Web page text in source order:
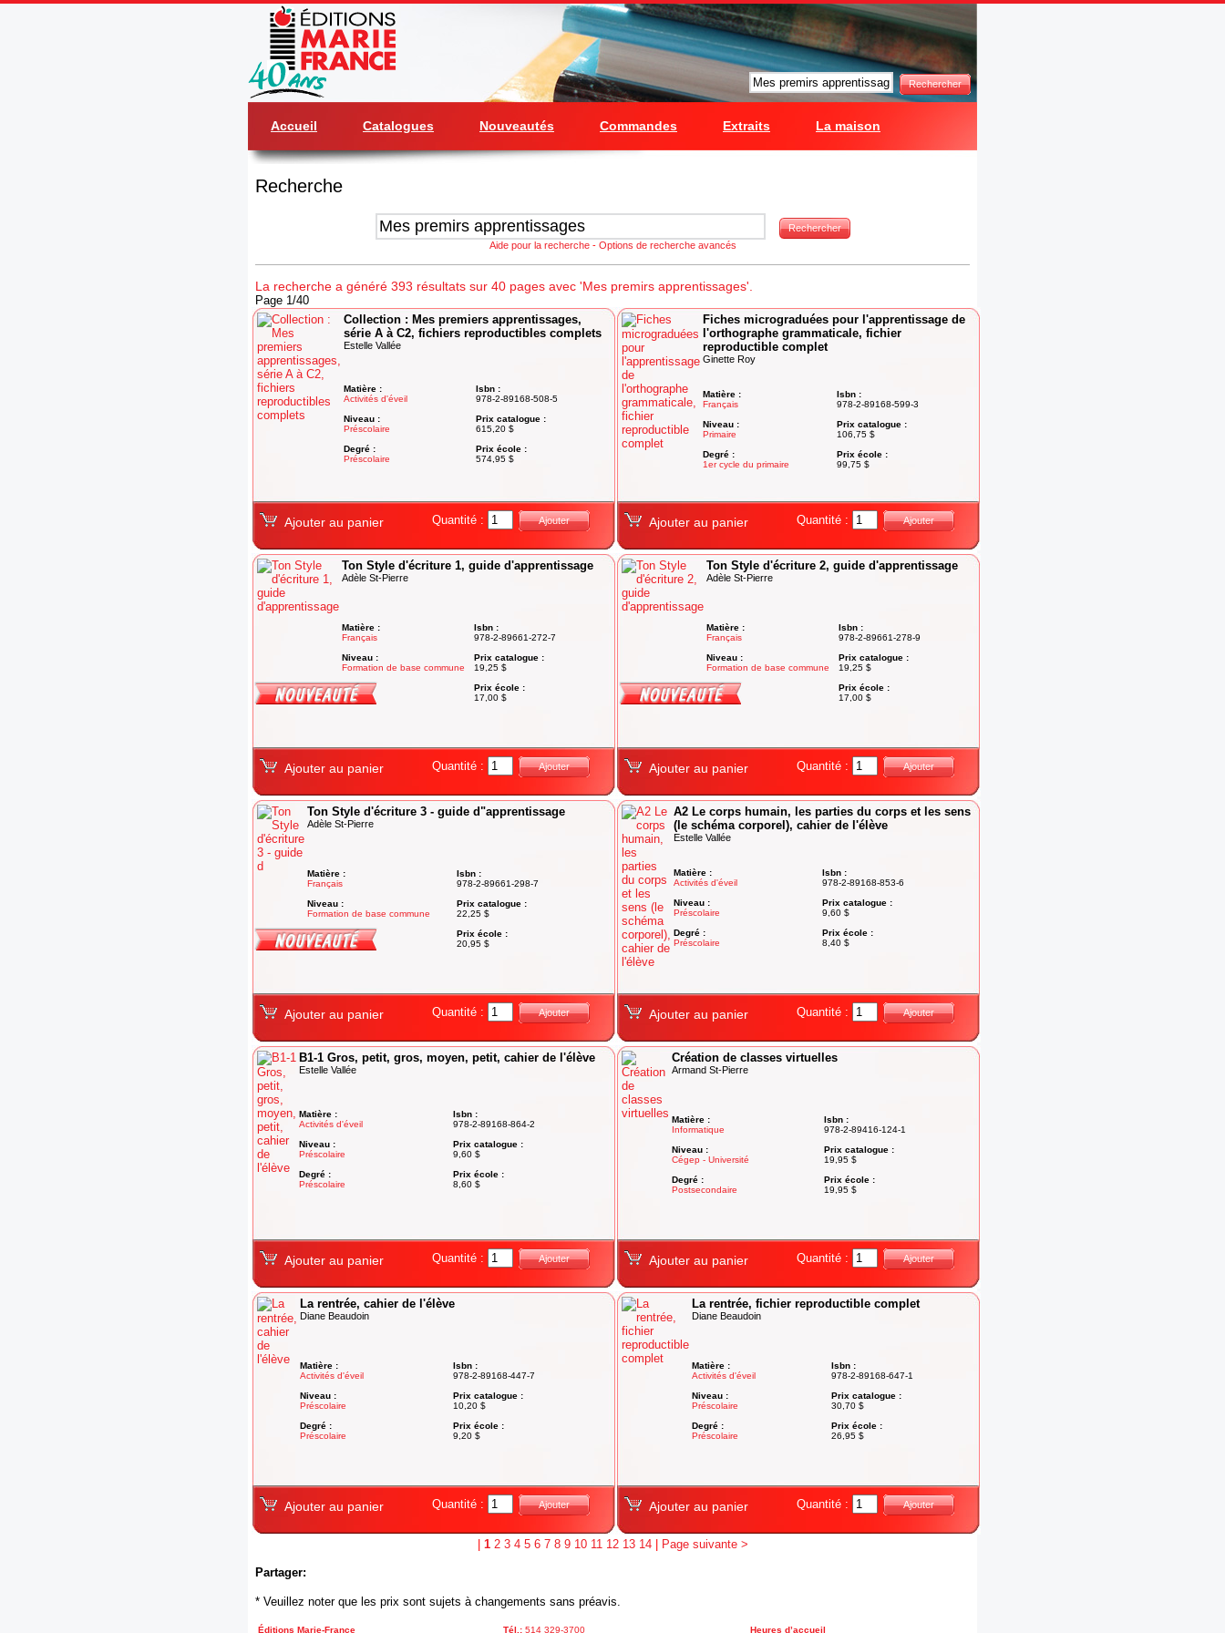
Rechercher
Accueil Catalogues Nouveautés Commandes Extraits La maison
Recherche
Rechercher
Aide pour la recherche - Options de recherche avancés
La recherche a généré 393 résultats sur 40 pages avec 'Mes premirs apprentissages'.
Page 1/40
Collection : Mes premiers apprentissages,
série A à C2, fichiers reproductibles complets
Estelle Vallée
Matière :
Activités d'éveil
Niveau :
Préscolaire
Degré :
Préscolaire
Isbn :
978-2-89168-508-5
Prix catalogue :
615,20 $
Prix école :
574,95 $
Ajouter au panier Quantité : Ajouter
Fiches micrograduées pour l'apprentissage de
l'orthographe grammaticale, fichier
reproductible complet
Ginette Roy
Matière :
Français
Niveau :
Primaire
Degré :
1er cycle du primaire
Isbn :
978-2-89168-599-3
Prix catalogue :
106,75 $
Prix école :
99,75 $
Ajouter au panier Quantité : Ajouter
Ton Style d'écriture 1, guide d'apprentissage
Adèle St-Pierre
Matière :
Français
Niveau :
Formation de base commune
Degré :
Adultes
Isbn :
978-2-89661-272-7
Prix catalogue :
19,25 $
Prix école :
17,00 $
Ajouter au panier Quantité : Ajouter
Ton Style d'écriture 2, guide d'apprentissage
Adèle St-Pierre
Matière :
Français
Niveau :
Formation de base commune
Degré :
Adultes
Isbn :
978-2-89661-278-9
Prix catalogue :
19,25 $
Prix école :
17,00 $
Ajouter au panier Quantité : Ajouter
Ton Style d'écriture 3 - guide d"apprentissage
Adèle St-Pierre
Matière :
Français
Niveau :
Formation de base commune
Degré :
Adultes
Isbn :
978-2-89661-298-7
Prix catalogue :
22,25 $
Prix école :
20,95 $
Ajouter au panier Quantité : Ajouter
A2 Le corps humain, les parties du corps et les sens
(le schéma corporel), cahier de l'élève
Estelle Vallée
Matière :
Activités d'éveil
Niveau :
Préscolaire
Degré :
Préscolaire
Isbn :
978-2-89168-853-6
Prix catalogue :
9,60 $
Prix école :
8,40 $
Ajouter au panier Quantité : Ajouter
B1-1 Gros, petit, gros, moyen, petit, cahier de l'élève
Estelle Vallée
Matière :
Activités d'éveil
Niveau :
Préscolaire
Degré :
Préscolaire
Isbn :
978-2-89168-864-2
Prix catalogue :
9,60 $
Prix école :
8,60 $
Ajouter au panier Quantité : Ajouter
Création de classes virtuelles
Armand St-Pierre
Matière :
Informatique
Niveau :
Cégep - Université
Degré :
Postsecondaire
Isbn :
978-2-89416-124-1
Prix catalogue :
19,95 $
Prix école :
19,95 $
Ajouter au panier Quantité : Ajouter
La rentrée, cahier de l'élève
Diane Beaudoin
Matière :
Activités d'éveil
Niveau :
Préscolaire
Degré :
Préscolaire
Isbn :
978-2-89168-447-7
Prix catalogue :
10,20 $
Prix école :
9,20 $
Ajouter au panier Quantité : Ajouter
La rentrée, fichier reproductible complet
Diane Beaudoin
Matière :
Activités d'éveil
Niveau :
Préscolaire
Degré :
Préscolaire
Isbn :
978-2-89168-647-1
Prix catalogue :
30,70 $
Prix école :
26,95 $
Ajouter au panier Quantité : Ajouter
1 2 3 4 5 6 7 8 9 10 11 12 13 14 Page suivante >
Partager:
* Veuillez noter que les prix sont sujets à changements sans préavis.
Éditions Marie-France Tél.: 514 329-3700 Heures d’accueil